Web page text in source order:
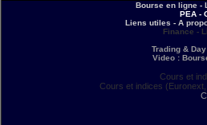
Bourse en ligne -
PEA -
Liens utiles - A
Finance -
Trading &
Video :
Cours et
Cours et indices